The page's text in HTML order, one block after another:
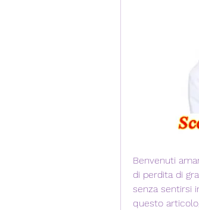
Benvenuti
di perdita di
senza sentirsi
questo